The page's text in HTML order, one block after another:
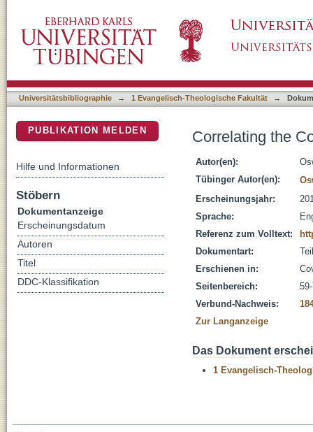
Universitätsbibliographie → 1 Evangelisch-Theologische Fakultät →
Correlating the
Autor(en):
Tübinger Autor(en):
Erscheinungsjahr:
Sprache:
Referenz zum Volltext:
Dokumentart:
Erschienen in:
Seitenbereich:
Verbund-Nachweis:
Zur Langanzeige
Das Dokument
1 Evangelisch-
PUBLIKATION MELDEN
Hilfe und Informationen
Stöbern
Dokumentanzeige
Erscheinungsdatum
Autoren
Titel
DDC-Klassifikation